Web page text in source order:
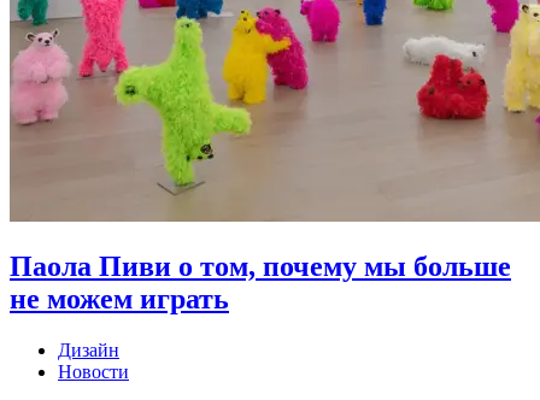
Паола Пиви о том, почему мы больше
не можем играть
Дизайн
Новости